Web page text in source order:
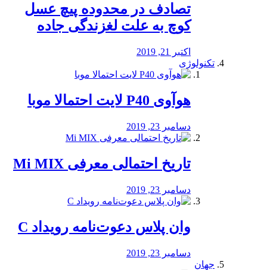
تصادف در محدوده پیچ عسل
کوچ به علت لغزندگی جاده
اکتبر 21, 2019
تکنولوژی
هوآوی P40 لایت احتمالا موبا
دسامبر 23, 2019
تاریخ احتمالی معرفی Mi MIX
دسامبر 23, 2019
وان پلاس دعوت‌نامه رویداد C
دسامبر 23, 2019
جهان